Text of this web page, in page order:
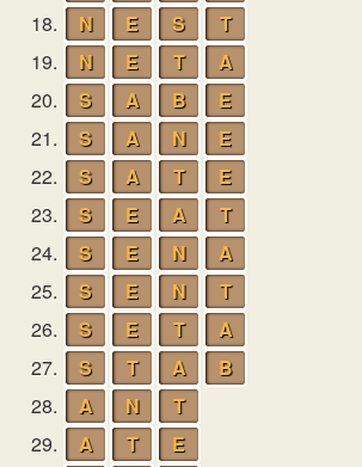
18.
N E S
T
19.
N E T
A
20.
S A B
E
21.
S A N
E
22.
S A T
E
23.
S E A
T
24.
S E N
A
25.
S E N
T
26.
S E T
A
27.
S T A
B
28.
A N
T
29.
A T
E